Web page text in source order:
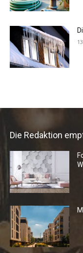
Die Redaktion